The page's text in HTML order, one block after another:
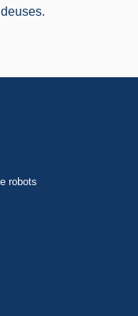
robots